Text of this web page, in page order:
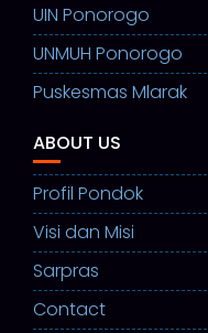
UIN Ponorogo
UNMUH Ponorogo
Puskesmas Mlarak
ABOUT US
Profil Pondok
Visi dan Misi
Sarpras
Contact